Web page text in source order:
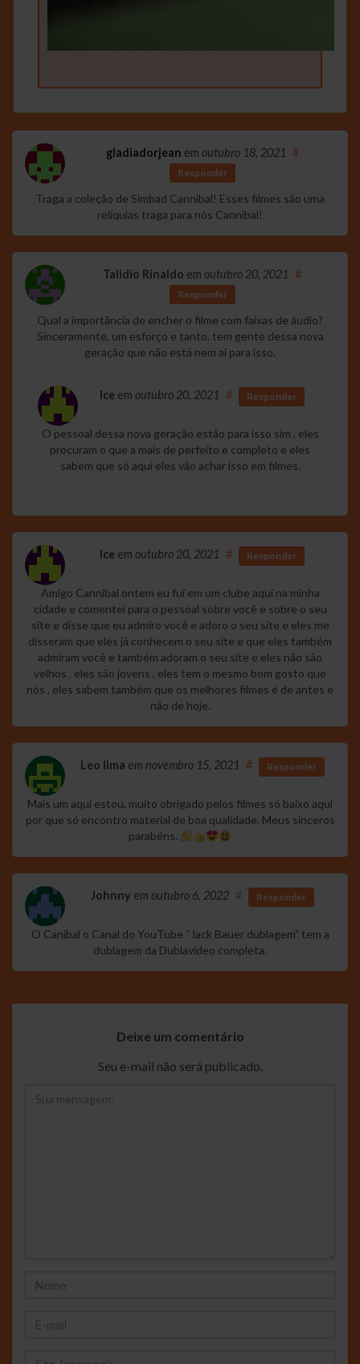
gladiadorjean em outubro 18, 2021 #
Responder
Traga a coleção de Simbad Cannibal! Esses filmes são uma
relíquias traga para nós Cannibal!
Talidio Rinaldo em outubro 20, 2021 #
Responder
Qual a importância de encher o filme com faixas de áudio?
Sinceramente, um esforço e tanto, tem gente dessa nova
geração que não está nem aí para isso.
Ice em outubro 20, 2021 # Responder
O pessoal dessa nova geração estão para isso sim , eles
procuram o que a mais de perfeito e completo e eles
sabem que só aqui eles vão achar isso em filmes.
Ice em outubro 20, 2021 # Responder
Amigo Cannibal ontem eu fui em um clube aqui na minha
cidade e comentei para o pessoal sobre você e sobre o seu
site e disse que eu admiro você e adoro o seu site e eles me
disseram que eles já conhecem o seu site e que eles também
admiram você e também adoram o seu site e eles não são
velhos , eles são jovens , eles tem o mesmo bom gosto que
nós , eles sabem também que os melhores filmes é de antes e
não de hoje.
Leo lima em novembro 15, 2021 # Responder
Mais um aqui estou, muito obrigado pelos filmes só baixo aqui
por que só encontro material de boa qualidade. Meus sinceros
parabéns.
Johnny em outubro 6, 2022 # Responder
O Canibal o Canal do YouTube “Jack Bauer dublagem” tem a
dublagem da Dublavideo completa.
Deixe um comentário
Seu e-mail não será publicado.